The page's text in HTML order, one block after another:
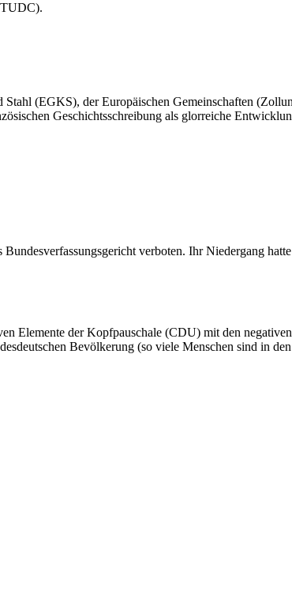
(EGKS), der Europäischen Gemeinschaften
Geschichtsschreibung als glorreiche
verboten. Ihr Niedergang
Elemente der Kopfpauschale (CDU) mit den
Bevölkerung (so viele Menschen sind in